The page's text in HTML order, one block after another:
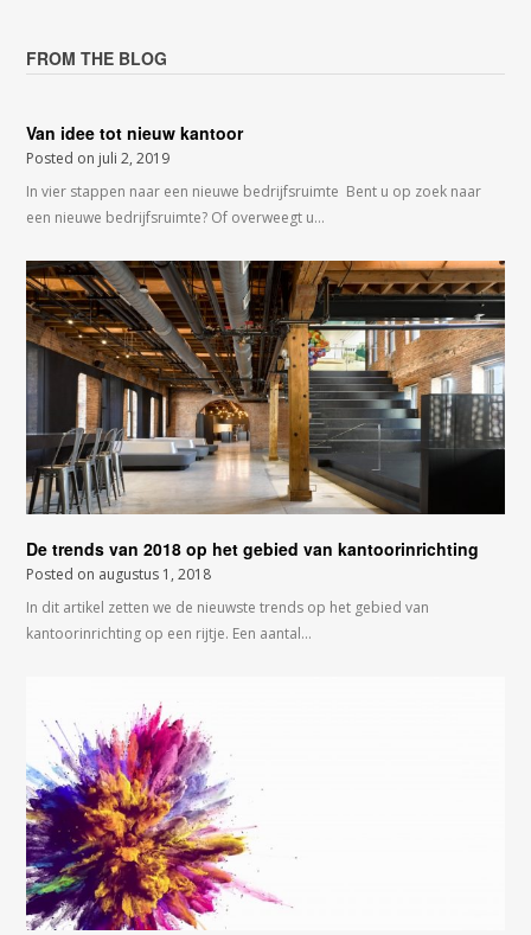
FROM THE BLOG
Van idee tot nieuw kantoor
Posted on juli 2, 2019
In vier stappen naar een nieuwe bedrijfsruimte Bent u op zoek naar
een nieuwe bedrijfsruimte? Of overweegt u…
De trends van 2018 op het gebied van kantoorinrichting
Posted on augustus 1, 2018
In dit artikel zetten we de nieuwste trends op het gebied van
kantoorinrichting op een rijtje. Een aantal…